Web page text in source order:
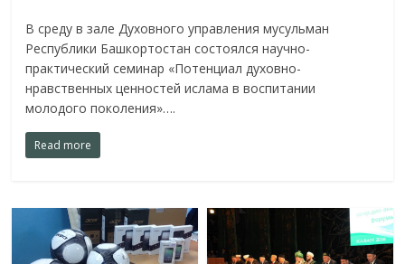
В среду в зале Духовного управления мусульман
Республики Башкортостан состоялся научно-
практический семинар «Потенциал духовно-
нравственных ценностей ислама в воспитании
молодого поколения»….
Read more